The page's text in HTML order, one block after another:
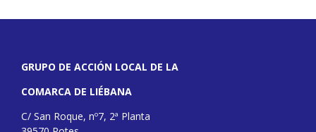
GRUPO DE ACCIÓN LOCAL DE LA
COMARCA DE LIÉBANA
C/ San Roque, nº7, 2ª Planta